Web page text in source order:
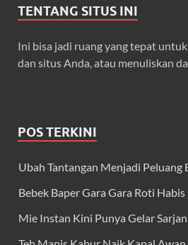
TENTANG SITUS INI
Ini bisa jadi ruang yang tepat
dan situs Anda, atau menuliskan
POS TERKINI
Ubah Tantangan Menjadi Peluang
Bebek Baper Gara Gara Roti Habis
Mie Instan Kini Punya Gelar